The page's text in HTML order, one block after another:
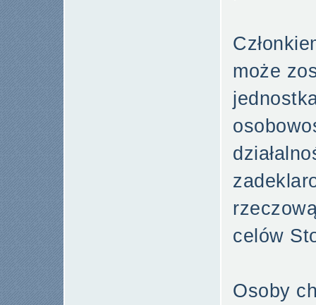
może
celów
Osoby